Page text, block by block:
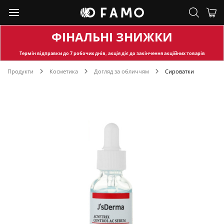
ФІНАЛЬНІ ЗНИЖКИ
Термін відправкидо 7 робочих днів, акція діє до закінчення акційних товарів
Продукти Косметика Догляд за обличчям Сироватки